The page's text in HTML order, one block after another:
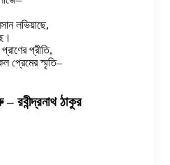
লভিয়াছে,
প্রীতি,
প্রেমের স্মৃতি–
রবীন্দ্রনাথ ঠাকুর